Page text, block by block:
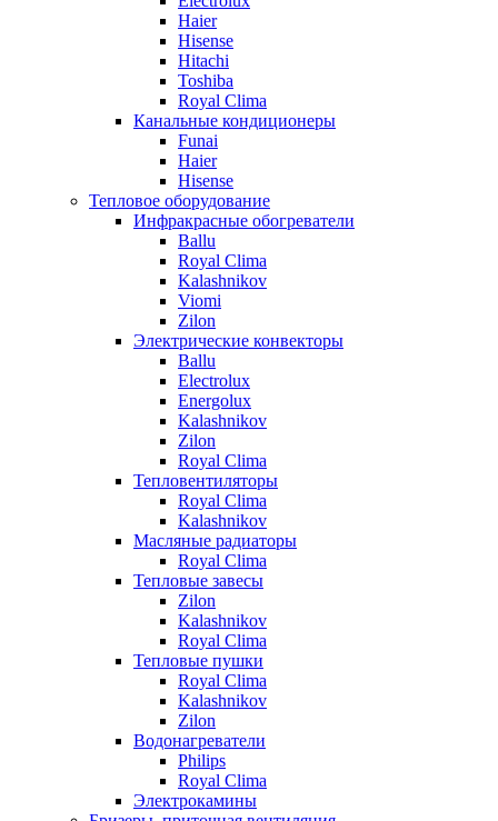
Haier
Hisense
Hitachi
Toshiba
Royal Clima
Канальные кондиционеры
Funai
Haier
Hisense
Тепловое оборудование
Инфракрасные обогреватели
Ballu
Royal Clima
Kalashnikov
Viomi
Zilon
Электрические конвекторы
Ballu
Electrolux
Energolux
Kalashnikov
Zilon
Royal Clima
Тепловентиляторы
Royal Clima
Kalashnikov
Масляные радиаторы
Royal Clima
Тепловые завесы
Zilon
Kalashnikov
Royal Clima
Тепловые пушки
Royal Clima
Kalashnikov
Zilon
Водонагреватели
Philips
Royal Clima
Электрокамины